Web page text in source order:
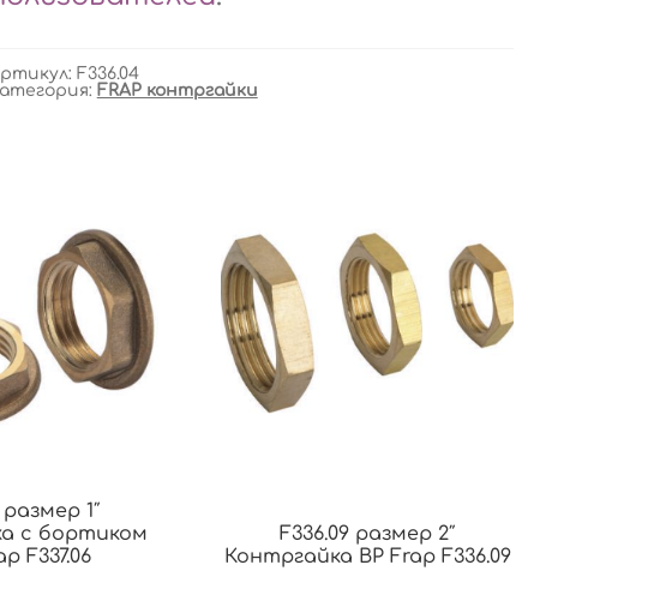
F336.04
FRAP контргайки
размер 1″
с бортиком
F337.06
F336.09 размер 2″
Контргайка ВР Frap F336.09